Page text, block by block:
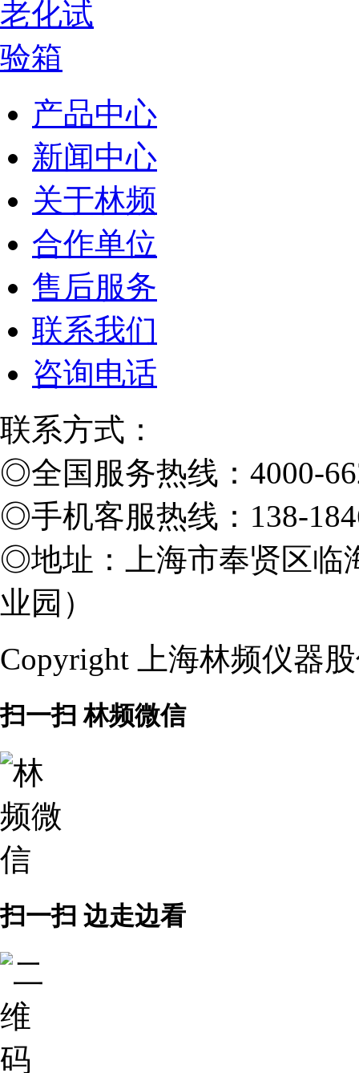
产品中心
新闻中心
关于林频
合作单位
售后服务
联系我们
咨询电话
联系方式：
◎全国服务热线：4000-
◎手机客服热线：138-
◎地址：上海市奉贤区临
业园）
Copyright 上海林频仪器
扫一扫 林频微信
扫一扫 边走边看